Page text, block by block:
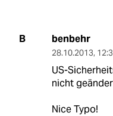
B benbehr
28.10.2013,
US-
nicht
Nice Typo!